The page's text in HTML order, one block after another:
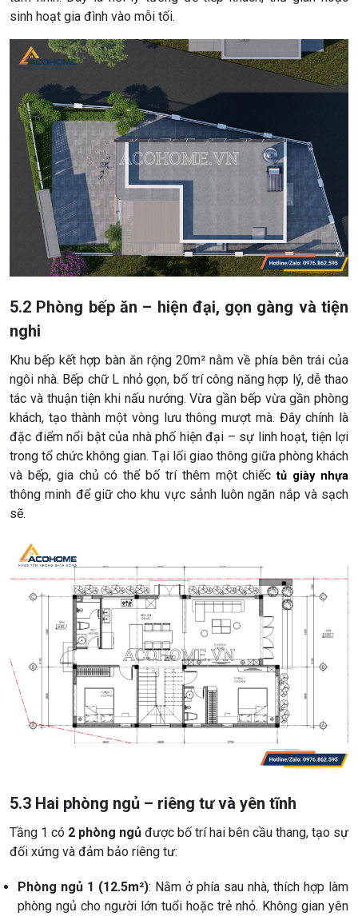
sinh hoạt gia đình vào mỗi tối.
5.2 Phòng bếp ăn – hiện đại, gọn gàng và tiện
nghi
Khu bếp kết hợp bàn ăn rộng 20m² nằm về phía bên trái của
ngôi nhà. Bếp chữ L nhỏ gọn, bố trí công năng hợp lý, dễ thao
tác và thuận tiện khi nấu nướng. Vừa gần bếp vừa gần phòng
khách, tạo thành một vòng lưu thông mượt mà. Đây chính là
đặc điểm nổi bật của nhà phố hiện đại – sự linh hoạt, tiện lợi
trong tổ chức không gian. Tại lối giao thông giữa phòng khách
và bếp, gia chủ có thể bố trí thêm một chiếctủ giày nhựa
thông minh để giữ cho khu vực sảnh luôn ngăn nắp và sạch
sẽ.
5.3 Hai phòng ngủ – riêng tư và yên tĩnh
Tầng 1 có 2 phòng ngủ được bố trí hai bên cầu thang, tạo sự
đối xứng và đảm bảo riêng tư:
Phòng ngủ 1 (12.5m²): Nằm ở phía sau nhà, thích hợp làm
phòng ngủ cho người lớn tuổi hoặc trẻ nhỏ. Không gian yên